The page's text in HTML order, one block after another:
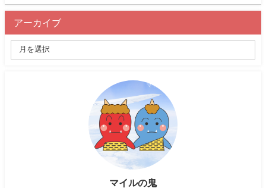
アーカイブ
マイルの鬼